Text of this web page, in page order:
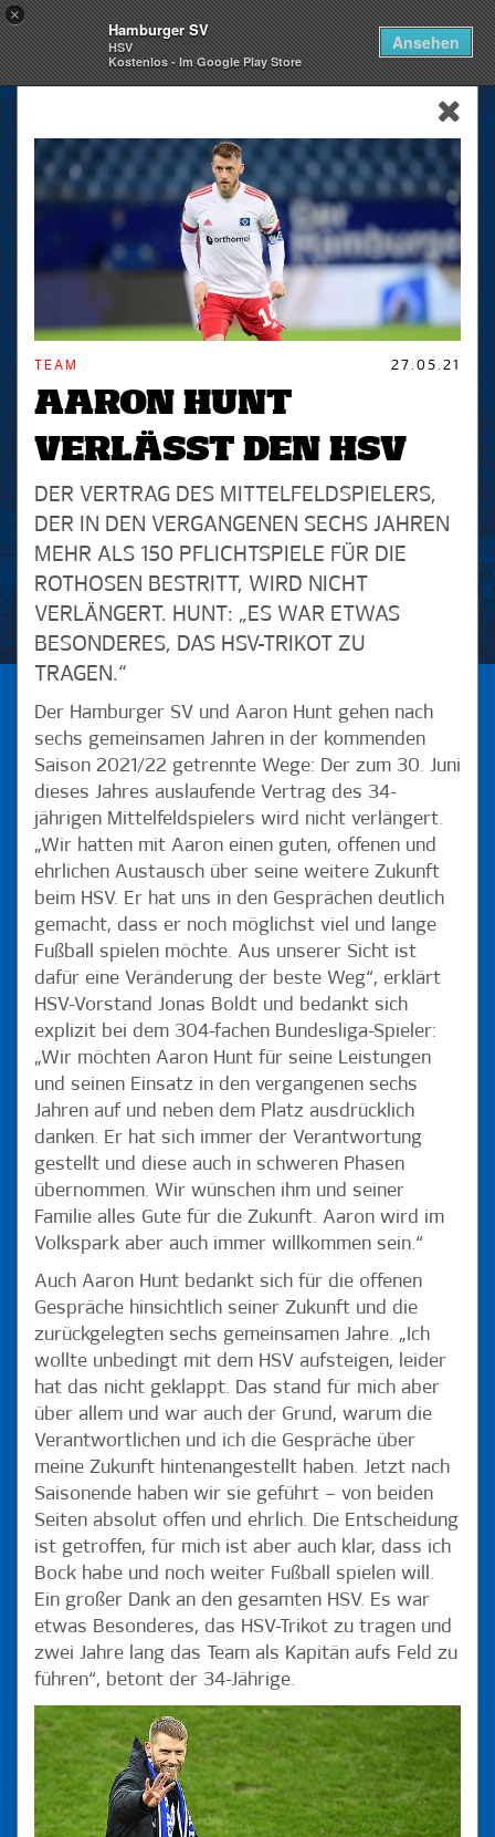
×
Hamburger SV
HSV
Kostenlos - Im Google Play Store
Ansehen
skip_navigation
TEAM 27.05.21
AARON HUNT
VERLÄSST DEN HSV
DER VERTRAG DES MITTELFELDSPIELERS,
DER IN DEN VERGANGENEN SECHS JAHREN
MEHR ALS 150 PFLICHTSPIELE FÜR DIE
ROTHOSEN BESTRITT, WIRD NICHT
VERLÄNGERT. HUNT: „ES WAR ETWAS
BESONDERES, DAS HSV-TRIKOT ZU
TRAGEN.“
Der Hamburger SV und Aaron Hunt gehen nach
sechs gemeinsamen Jahren in der kommenden
Saison 2021/22 getrennte Wege: Der zum 30. Juni
dieses Jahres auslaufende Vertrag des 34-
jährigen Mittelfeldspielers wird nicht verlängert.
„Wir hatten mit Aaron einen guten, offenen und
ehrlichen Austausch über seine weitere Zukunft
beim HSV. Er hat uns in den Gesprächen deutlich
gemacht, dass er noch möglichst viel und lange
Fußball spielen möchte. Aus unserer Sicht ist
dafür eine Veränderung der beste Weg“, erklärt
HSV-Vorstand Jonas Boldt und bedankt sich
explizit bei dem 304-fachen Bundesliga-Spieler:
„Wir möchten Aaron Hunt für seine Leistungen
und seinen Einsatz in den vergangenen sechs
Jahren auf und neben dem Platz ausdrücklich
danken. Er hat sich immer der Verantwortung
gestellt und diese auch in schweren Phasen
übernommen. Wir wünschen ihm und seiner
Familie alles Gute für die Zukunft. Aaron wird im
Volkspark aber auch immer willkommen sein.“
Auch Aaron Hunt bedankt sich für die offenen
Gespräche hinsichtlich seiner Zukunft und die
zurückgelegten sechs gemeinsamen Jahre. „Ich
wollte unbedingt mit dem HSV aufsteigen, leider
hat das nicht geklappt. Das stand für mich aber
über allem und war auch der Grund, warum die
Verantwortlichen und ich die Gespräche über
meine Zukunft hintenangestellt haben. Jetzt nach
Saisonende haben wir sie geführt – von beiden
Seiten absolut offen und ehrlich. Die Entscheidung
ist getroffen, für mich ist aber auch klar, dass ich
Bock habe und noch weiter Fußball spielen will.
Ein großer Dank an den gesamten HSV. Es war
etwas Besonderes, das HSV-Trikot zu tragen und
zwei Jahre lang das Team als Kapitän aufs Feld zu
führen“, betont der 34-Jährige.